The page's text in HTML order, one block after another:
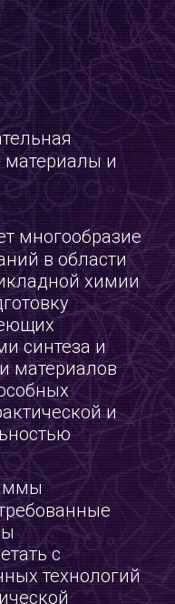
и
многообразие
в области
химии
синтеза и
материалов
и
с
технологий